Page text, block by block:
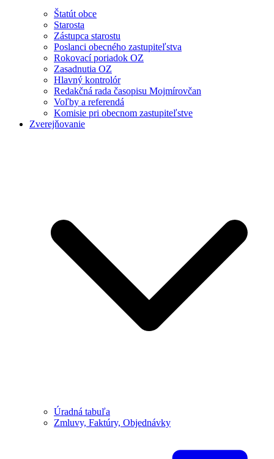
Štatút obce
Starosta
Zástupca starostu
Poslanci obecného zastupiteľstva
Rokovací poriadok OZ
Zasadnutia OZ
Hlavný kontrolór
Redakčná rada časopisu Mojmírovčan
Voľby a referendá
Komisie pri obecnom zastupiteľstve
Zverejňovanie
Úradná tabuľa
Zmluvy, Faktúry, Objednávky